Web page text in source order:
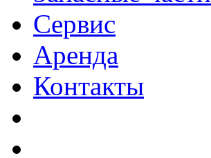
Сервис
Аренда
Контакты